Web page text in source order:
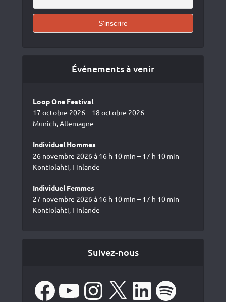
Événements à venir
Loop One Festival
17 octobre 2026 – 18 octobre 2026
Munich, Allemagne
Individuel Hommes
26 novembre 2026 à 16 h 10 min – 17 h 10 min
Kontiolahti, Finlande
Individuel Femmes
27 novembre 2026 à 16 h 10 min – 17 h 10 min
Kontiolahti, Finlande
Suivez-nous
Facebook Instagram LinkedIn Spotify